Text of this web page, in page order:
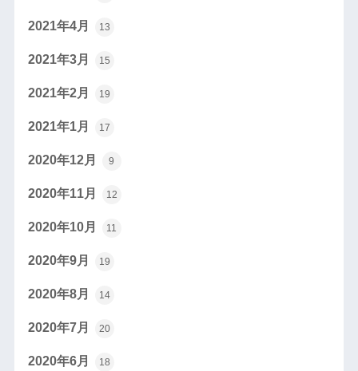
2021年4月 13
2021年3月 15
2021年2月 19
2021年1月 17
2020年12月 9
2020年11月 12
2020年10月 11
2020年9月 19
2020年8月 14
2020年7月 20
2020年6月 18